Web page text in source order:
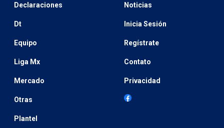
Declaraciones
Dt
Equipo
Liga Mx
Mercado
Otras
Plantel
Noticias
Inicia Sesión
Regístrate
Contato
Privacidad